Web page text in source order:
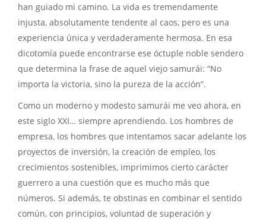
han guiado mi camino. La vida es tremendamente
injusta, absolutamente tendente al caos, pero es una
experiencia única y verdaderamente hermosa. En esa
dicotomía puede encontrarse ese óctuple noble sendero
que determina la frase de aquel viejo samurái: “No
importa la victoria, sino la pureza de la acción”.
Como un moderno y modesto samurái me veo ahora, en
este siglo XXI… siempre aprendiendo. Los hombres de
empresa, los hombres que intentamos sacar adelante los
proyectos de inversión, la creación de empleo, los
crecimientos sostenibles, imprimimos cierto carácter
guerrero a una cuestión que es mucho más que
números. Si además, te obstinas en combinar el sentido
común, con principios, voluntad de superación y